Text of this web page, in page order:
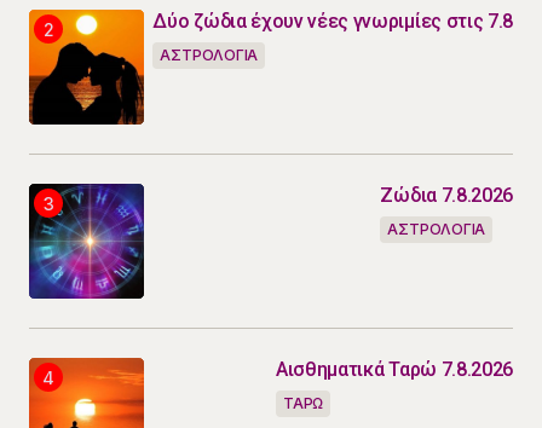
Δύο ζώδια έχουν νέες γνωριμίες στις 7.8
ΑΣΤΡΟΛΟΓΙΑ
Ζώδια 7.8.2026
ΑΣΤΡΟΛΟΓΙΑ
Αισθηματικά Ταρώ 7.8.2026
ΤΑΡΩ